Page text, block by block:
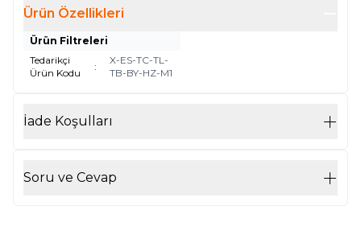
Ürün Özellikleri
Ürün Filtreleri
Tedarikçi
Ürün Kodu
:
X-ES-TC-TL-
TB-BY-HZ-M1
İade Koşulları
Soru ve Cevap